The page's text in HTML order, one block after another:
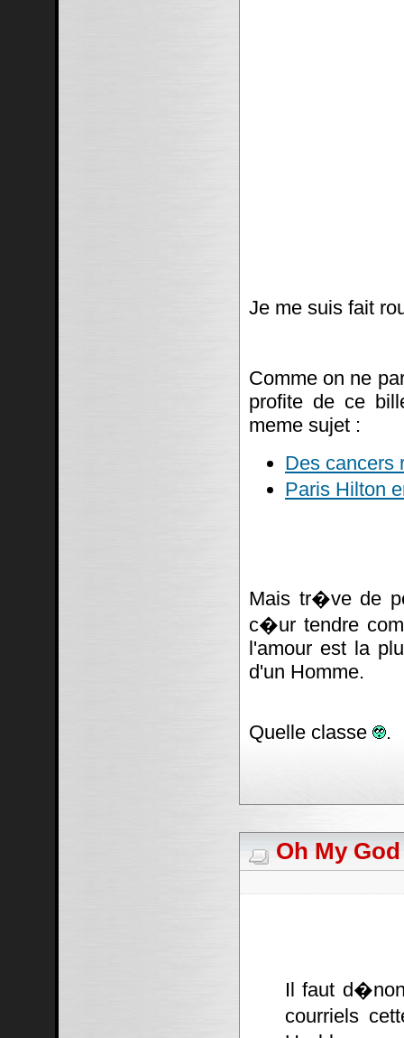
Je me suis fait
Comme on ne
profite de ce
meme sujet :
Des
Paris Hilton
Mais tr�ve de
c�ur tendre
l'amour est la
d'un Homme.
Quelle classe .
Oh My
Il faut
courriels